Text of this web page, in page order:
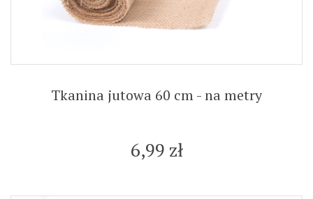
Tkanina jutowa 60 cm - na metry
6,99 zł